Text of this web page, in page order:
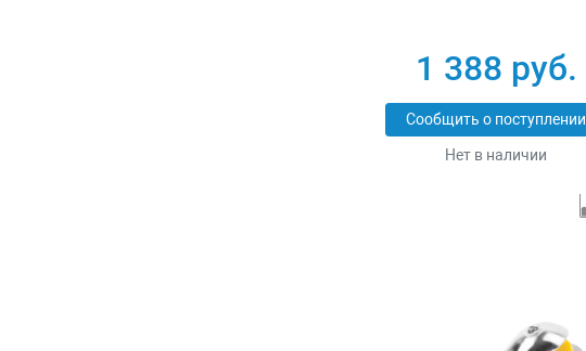
1 388 руб.
Сообщить о поступлении
Нет в наличии